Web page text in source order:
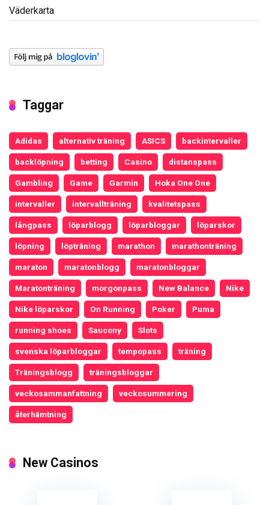
Väderkarta
Taggar
Adidas alternativ träning ASICS backintervaller
backlöpning betting Casino distanspass
Gambling Game Garmin Hoka One One
intervaller intervallträning kvalitetspass
långpass löparblogg löparbloggar löparskor
löpning löpträning marathon marathonträning
maraton maratonblogg maratonbloggar
Maratonträning morgonpass New Balance Nike
Nike löparskor On Running Poker Puma
running shoes Saucony Slots
svenska löparbloggar tempopass träning
Träningsblogg träningsbloggar
veckosammanfattning veckosummering
återhämtning
New Casinos